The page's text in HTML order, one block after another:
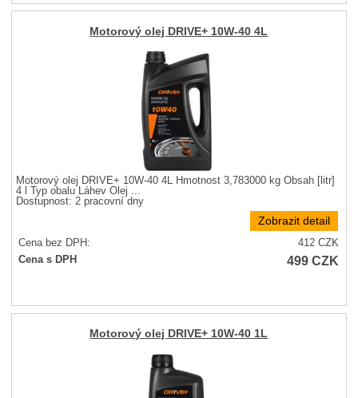
Motorový olej DRIVE+ 10W-40 4L
Motorový olej DRIVE+ 10W-40 4L Hmotnost 3,783000 kg Obsah [litr]
4 l Typ obalu Láhev Olej ...
Dostupnost:2 pracovní dny
Zobrazit detail
Cena bez DPH: 412CZK
Cena s DPH
499CZK
Motorový olej DRIVE+ 10W-40 1L